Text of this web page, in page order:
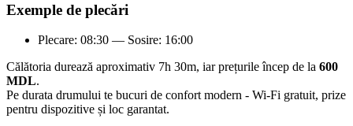
Exemple de plecări
Plecare: 08:30 — Sosire: 16:00
Călătoria durează aproximativ 7h 30m, iar prețurile încep de la 600
MDL.
Pe durata drumului te bucuri de confort modern - Wi-Fi gratuit, prize
pentru dispozitive și loc garantat.